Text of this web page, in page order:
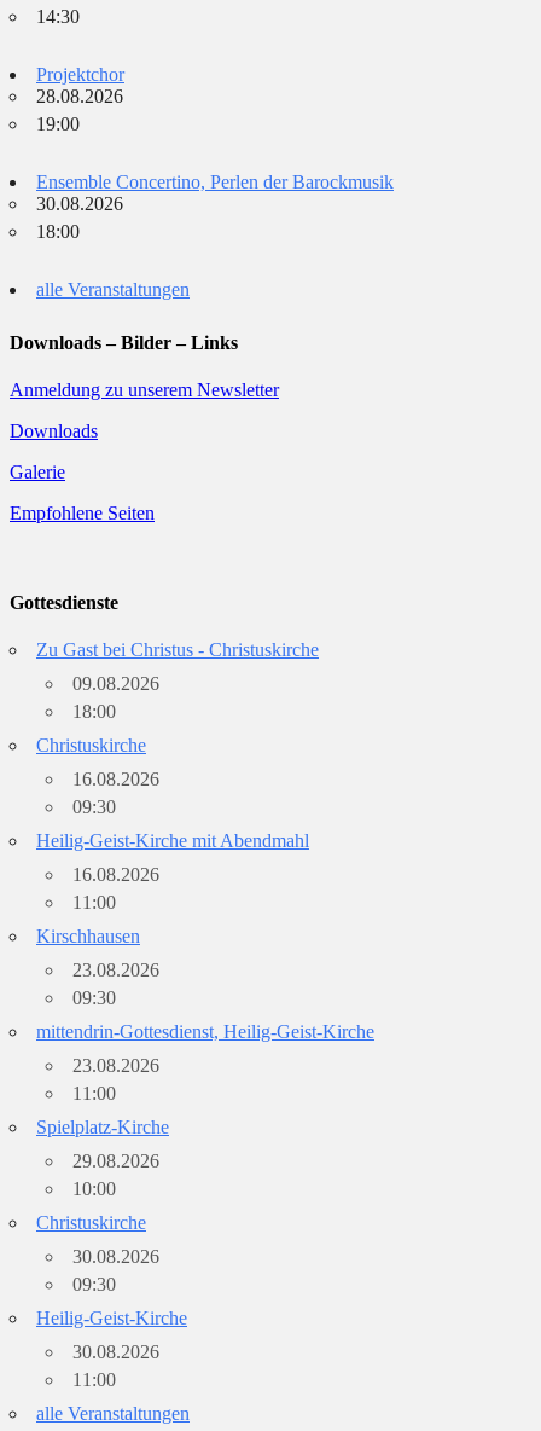
14:30
Projektchor
28.08.2026
19:00
Ensemble Concertino, Perlen der Barockmusik
30.08.2026
18:00
alle Veranstaltungen
Downloads – Bilder – Links
Anmeldung zu unserem Newsletter
Downloads
Galerie
Empfohlene Seiten
Gottesdienste
Zu Gast bei Christus - Christuskirche
09.08.2026
18:00
Christuskirche
16.08.2026
09:30
Heilig-Geist-Kirche mit Abendmahl
16.08.2026
11:00
Kirschhausen
23.08.2026
09:30
mittendrin-Gottesdienst, Heilig-Geist-Kirche
23.08.2026
11:00
Spielplatz-Kirche
29.08.2026
10:00
Christuskirche
30.08.2026
09:30
Heilig-Geist-Kirche
30.08.2026
11:00
alle Veranstaltungen